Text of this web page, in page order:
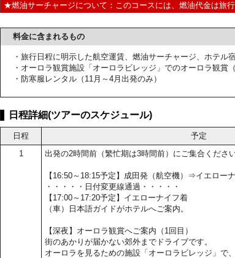
★燃油サーチャージについて：このコースには、燃油代金は旅行
料金に含まれるもの
・旅行日程に明示した航空運賃、燃油サーチャージ、ホテル
・オーロラ観賞施設「オーロラビレッジ」でのオーロラ観賞（
・防寒服レンタル（11月～4月出発のみ）
日程詳細(ツアーのスケジュール)
日程 予定
1
出発の2時間前（繁忙期は3時間前）にご集合ください
【16:50～18:15予定】成田発（航空機）⇒イエロー
・・・・・日付変更線通過・・・・・
【17:00～17:20予定】イエローナイフ着
（車）日本語ガイドがホテルへご案内。
【深夜】オーロラ観賞へご案内（1回目）
街のあかりが届かない郊外までドライブです。
オーロラを見るための施設「オーロラビレッジ」で